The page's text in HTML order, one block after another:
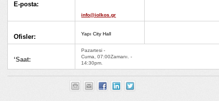
E-posta:
info@iolkos.gr
Ofisler: Yapı City Hall
‘Saat:
Pazartesi -
Cuma, 07:00Zamanı. -
14:30pm.